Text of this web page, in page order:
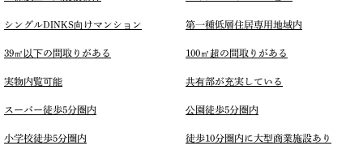
シングルDINKS向けマンション 第一種低層住居専用地域内
39㎡以下の間取りがある 100㎡超の間取りがある
実物内覧可能 共有部が充実している
スーパー徒歩5分圏内 公園徒歩5分圏内
小学校徒歩5分圏内 徒歩10分圏内に大型商業施設あり